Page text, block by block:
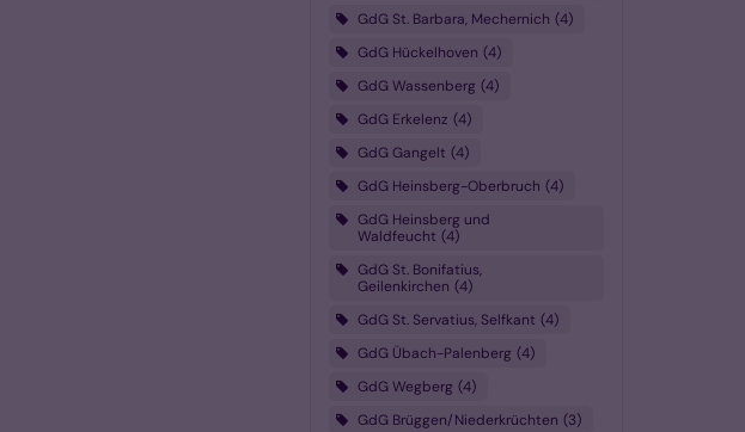
GdG St. Barbara, Mechernich 4
GdG Hückelhoven 4
GdG Wassenberg 4
GdG Erkelenz 4
GdG Gangelt 4
GdG Heinsberg-Oberbruch 4
GdG Heinsberg und
Waldfeucht 4
GdG St. Bonifatius,
Geilenkirchen 4
GdG St. Servatius, Selfkant 4
GdG Übach-Palenberg 4
GdG Wegberg 4
GdG Brüggen/Niederkrüchten 3